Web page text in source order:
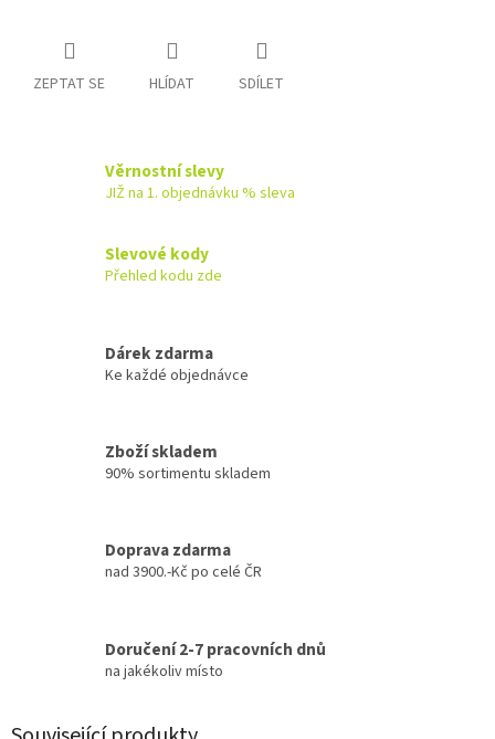
ZEPTAT SE HLÍDAT SDÍLET
Věrnostní slevy
JIŽ na 1. objednávku % sleva
Slevové kody
Přehled kodu zde
Dárek zdarma
Ke každé objednávce
Zboží skladem
90% sortimentu skladem
Doprava zdarma
nad 3900.-Kč po celé ČR
Doručení 2-7 pracovních dnů
na jakékoliv místo